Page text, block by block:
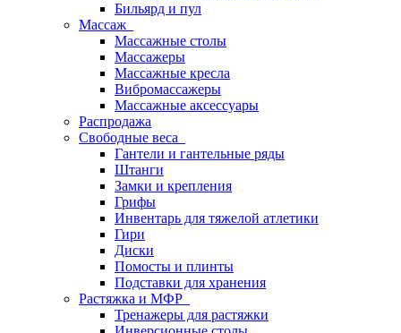
Бильярд и пул
Массаж
Массажные столы
Массажеры
Массажные кресла
Вибромассажеры
Массажные аксессуары
Распродажа
Свободные веса
Гантели и гантельные ряды
Штанги
Замки и крепления
Грифы
Инвентарь для тяжелой атлетики
Гири
Диски
Помосты и плинты
Подставки для хранения
Растяжка и МФР
Тренажеры для растяжки